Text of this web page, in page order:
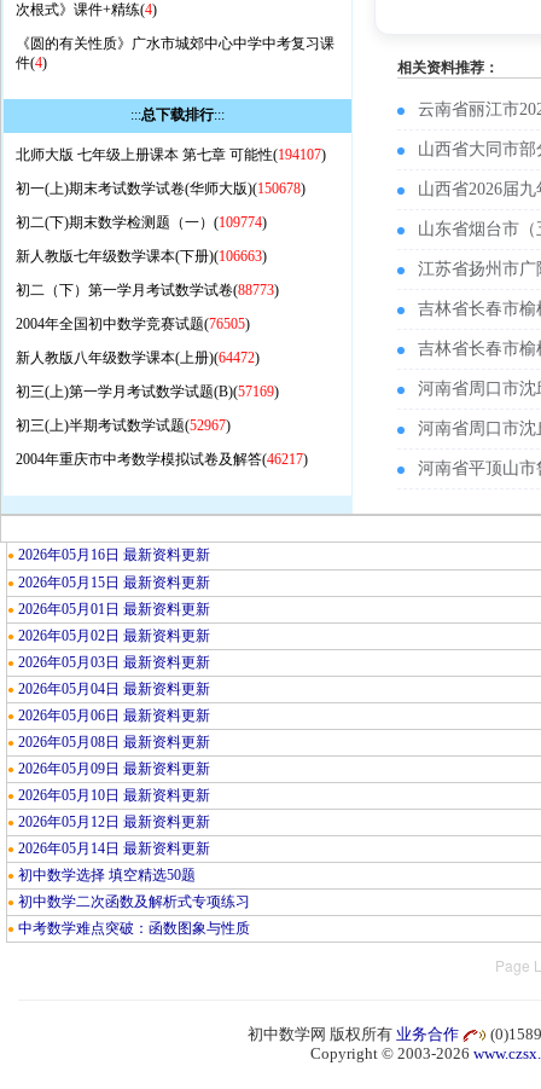
次根式》课件+精练(4)
《圆的有关性质》广水市城郊中心中学中考复习课
件(4)
:::总下载排行:::
北师大版 七年级上册课本 第七章 可能性(194107)
初一(上)期末考试数学试卷(华师大版)(150678)
初二(下)期末数学检测题（一）(109774)
新人教版七年级数学课本(下册)(106663)
初二（下）第一学月考试数学试卷(88773)
2004年全国初中数学竞赛试题(76505)
新人教版八年级数学课本(上册)(64472)
初三(上)第一学月考试数学试题(B)(57169)
初三(上)半期考试数学试题(52967)
2004年重庆市中考数学模拟试卷及解答(46217)
相关资料推荐：
云南省丽江市
山西省大同市
山西省2026届
山东省烟台市
江苏省扬州市广
吉林省长春市榆
吉林省长春市榆
河南省周口市沈
河南省周口市沈
河南省平顶山市
● 2026年05月16日 最新资料更新
● 2026年05月15日 最新资料更新
● 2026年05月01日 最新资料更新
● 2026年05月02日 最新资料更新
● 2026年05月03日 最新资料更新
● 2026年05月04日 最新资料更新
● 2026年05月06日 最新资料更新
● 2026年05月08日 最新资料更新
● 2026年05月09日 最新资料更新
● 2026年05月10日 最新资料更新
● 2026年05月12日 最新资料更新
● 2026年05月14日 最新资料更新
● 初中数学选择 填空精选50题
● 初中数学二次函数及解析式专项练习
● 中考数学难点突破：函数图象与性质
Page
初中数学网 版权所有 业务合作
Copyright © 2003-2026